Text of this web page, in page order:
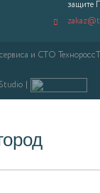
защите
и СТО